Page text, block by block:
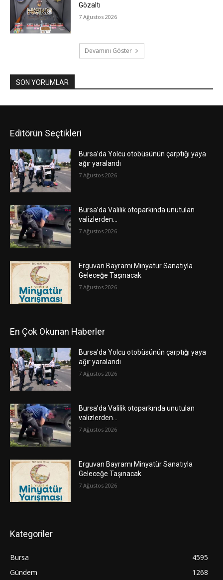
Gözaltı
7 Ağustos 2026
Devamını Göster
SON YORUMLAR
Editörün Seçtikleri
Bursa’da Yolcu otobüsünün çarptığı yaya
ağır yaralandı
7 Ağustos 2026
Bursa’da Valilik otoparkında unutulan
valizlerden…
7 Ağustos 2026
Erguvan Bayramı Minyatür Sanatıyla
Geleceğe Taşınacak
7 Ağustos 2026
En Çok Okunan Haberler
Bursa’da Yolcu otobüsünün çarptığı yaya
ağır yaralandı
7 Ağustos 2026
Bursa’da Valilik otoparkında unutulan
valizlerden…
7 Ağustos 2026
Erguvan Bayramı Minyatür Sanatıyla
Geleceğe Taşınacak
7 Ağustos 2026
Kategoriler
Bursa
4595
Gündem
1268